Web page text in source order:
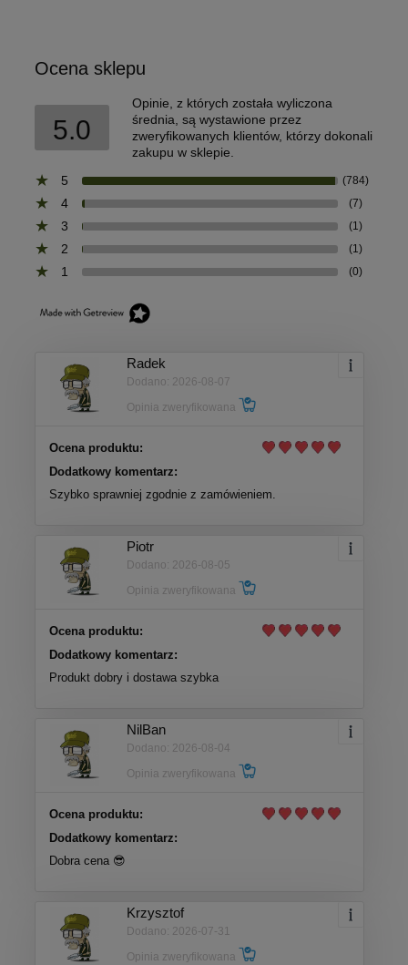
Ocena sklepu
5.0
Opinie, z których została wyliczona
średnia, są wystawione przez
zweryfikowanych klientów, którzy dokonali
zakupu w sklepie.
5
(784)
4 (7)
3 (1)
2 (1)
1 (0)
Radek
Dodano: 2026-08-07
Opinia zweryfikowana
Ocena produktu:
Dodatkowy komentarz:
Szybko sprawniej zgodnie z zamówieniem.
Piotr
Dodano: 2026-08-05
Opinia zweryfikowana
Ocena produktu:
Dodatkowy komentarz:
Produkt dobry i dostawa szybka
NilBan
Dodano: 2026-08-04
Opinia zweryfikowana
Ocena produktu:
Dodatkowy komentarz:
Dobra cena 😎
Krzysztof
Dodano: 2026-07-31
Opinia zweryfikowana